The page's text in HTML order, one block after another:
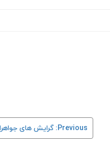
Previous: گرایش های